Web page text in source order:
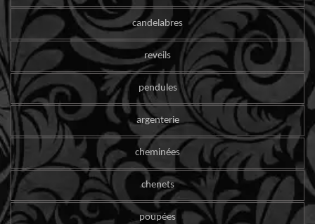
candelabres
reveils
pendules
argenterie
cheminées
chenets
poupées